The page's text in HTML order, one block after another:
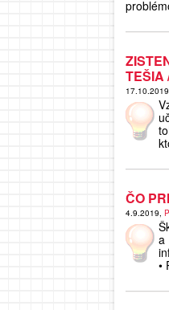
TEŠIA
ČO
4.9.2019,
a
•